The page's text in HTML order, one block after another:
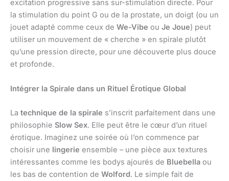
excitation progressive sans sur-stimulation directe. Pour
la stimulation du point G ou de la prostate, un doigt (ou un
jouet adapté comme ceux de We-Vibe ou Je Joue) peut
utiliser un mouvement de « cherche » en spirale plutôt
qu’une pression directe, pour une découverte plus douce
et profonde.
Intégrer la Spirale dans un Rituel Érotique Global
La technique de la spirale s’inscrit parfaitement dans une
philosophie Slow Sex. Elle peut être le cœur d’un rituel
érotique. Imaginez une soirée où l’on commence par
choisir une lingerie ensemble – une pièce aux textures
intéressantes comme les bodys ajourés de Bluebella ou
les bas de contention de Wolford. Le simple fait de